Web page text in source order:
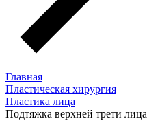
Главная
Пластическая хирургия
Пластика лица
Подтяжка верхней трети лица